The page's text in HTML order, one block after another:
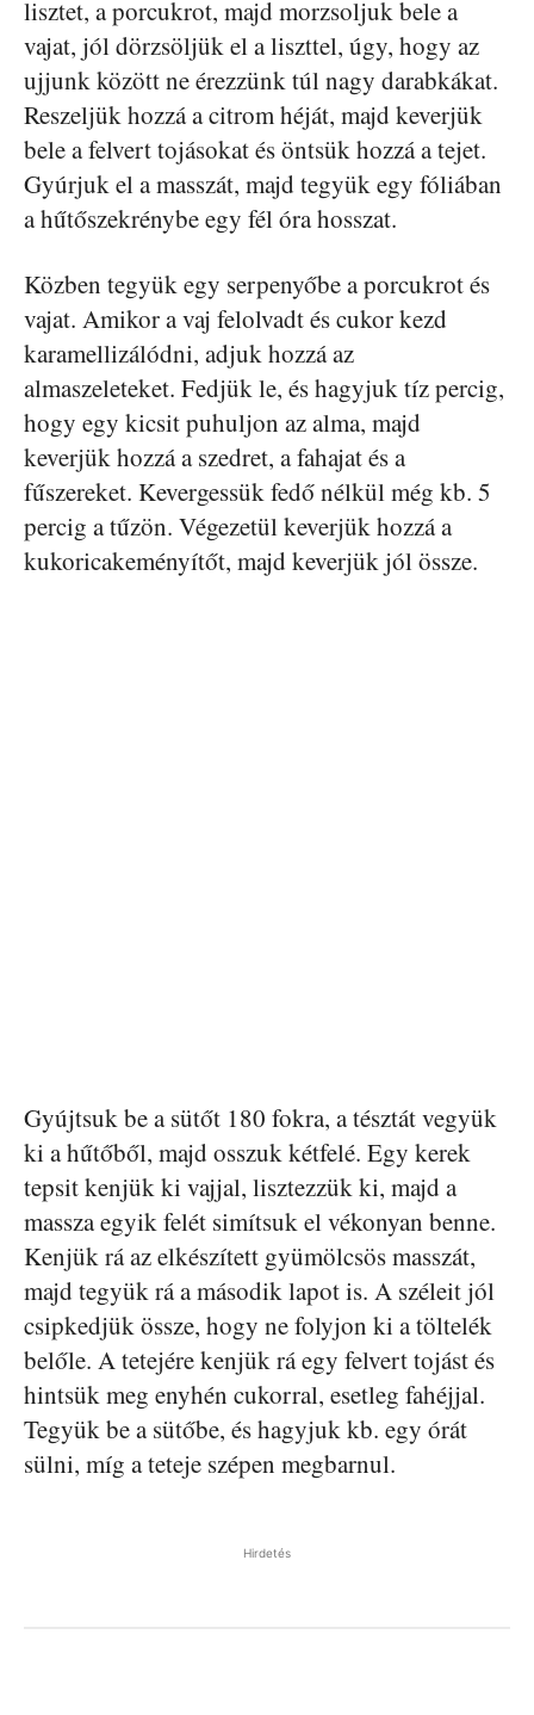
lisztet, a porcukrot, majd morzsoljuk bele a
vajat, jól dörzsöljük el a liszttel, úgy, hogy az
ujjunk között ne érezzünk túl nagy darabkákat.
Reszeljük hozzá a citrom héját, majd keverjük
bele a felvert tojásokat és öntsük hozzá a tejet.
Gyúrjuk el a masszát, majd tegyük egy fóliában
a hűtőszekrénybe egy fél óra hosszat.
Közben tegyük egy serpenyőbe a porcukrot és
vajat. Amikor a vaj felolvadt és cukor kezd
karamellizálódni, adjuk hozzá az
almaszeleteket. Fedjük le, és hagyjuk tíz percig,
hogy egy kicsit puhuljon az alma, majd
keverjük hozzá a szedret, a fahajat és a
fűszereket. Kevergessük fedő nélkül még kb. 5
percig a tűzön. Végezetül keverjük hozzá a
kukoricakeményítőt, majd keverjük jól össze.
Gyújtsuk be a sütőt 180 fokra, a tésztát vegyük
ki a hűtőből, majd osszuk kétfelé. Egy kerek
tepsit kenjük ki vajjal, lisztezzük ki, majd a
massza egyik felét simítsuk el vékonyan benne.
Kenjük rá az elkészített gyümölcsös masszát,
majd tegyük rá a második lapot is. A széleit jól
csipkedjük össze, hogy ne folyjon ki a töltelék
belőle. A tetejére kenjük rá egy felvert tojást és
hintsük meg enyhén cukorral, esetleg fahéjjal.
Tegyük be a sütőbe, és hagyjuk kb. egy órát
sülni, míg a teteje szépen megbarnul.
Hirdetés